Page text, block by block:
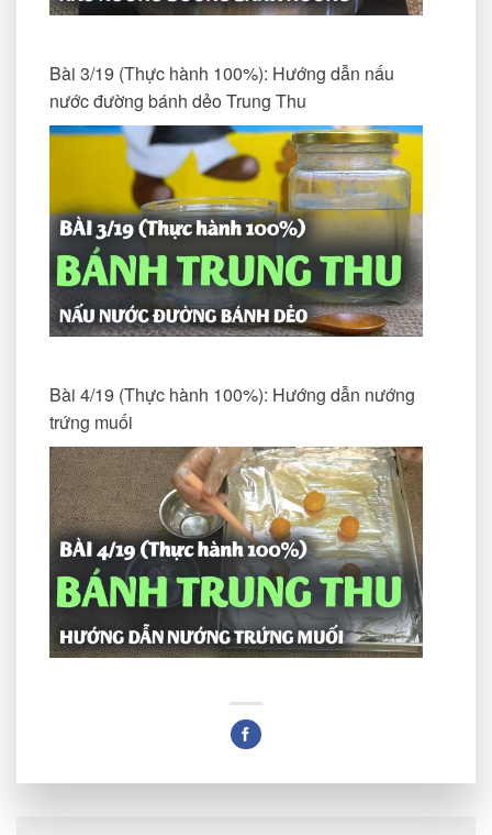
Bài 3/19 (Thực hành 100%): Hướng dẫn nấu
nước đường bánh dẻo Trung Thu
Bài 4/19 (Thực hành 100%): Hướng dẫn nướng
trứng muối